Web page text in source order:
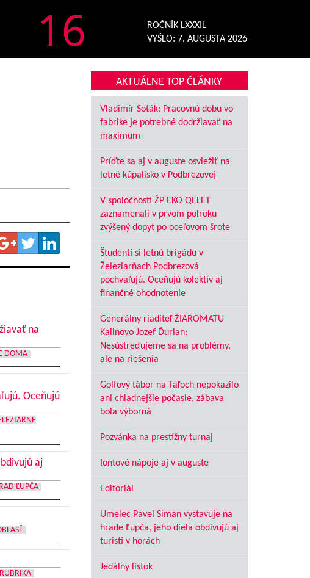
16
ROČNÍK LXXXIL
VYŠLO: 7. AUGUSTA 2026
na
DOMA
Oceňujú
aj
ĽUPČA
AKTUÁLNE TOP ČLÁNKY
Vladimír Soták: Pracovnú dobu vo
fabrike je potrebné dodržiavať na
maximum
Príďte sa aj v auguste osviežiť na
letné kúpalisko v Podbrezovej
V spoločnosti ŽP EKO QELET
zaznamenali v prvom polroku
zvýšený dopyt po oceľovom šrote
Študenti si letnú brigádu v
Železiarňach Podbrezová
pochvaľujú. Oceňujú kolektív aj
finančné ohodnotenie
Generálny riaditeľ ŽIAROMATU
Kalinovo Jozef Ďurian:
Nesústreďujeme sa na problémy,
ale na riešenia
Golfový tábor na Táľoch nepokazilo
ani chladnejšie počasie, zábava
bola výborná
Pozvánka na prestížny turnaj
Iontové nápoje aj v auguste
Editoriál
Umelec Pavel Siman vystavuje na
hrade Ľupča, jeho diela obdivujú aj
turisti v horách
Jedálny lístok